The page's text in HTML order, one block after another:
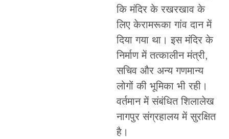
कि मंदिर के रखरखाव के
लिए केरामरूका गांव दान में
दिया गया था। इस मंदिर के
निर्माण में तत्कालीन मंत्री,
सचिव और अन्य गणमान्य
लोगों की भूमिका भी रही।
वर्तमान में संबंधित शिलालेख
नागपुर संग्रहालय में सुरक्षित
है।